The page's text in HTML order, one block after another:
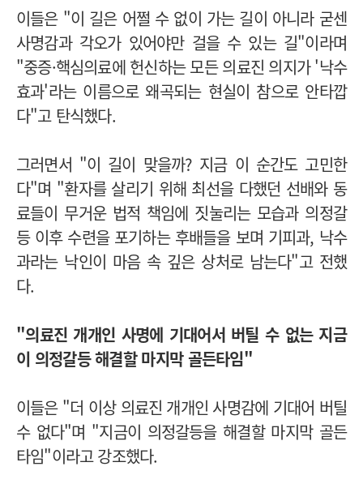
이들은 "이 길은 어쩔 수 없이 가는 길이 아니라 굳센
사명감과 각오가 있어야만 걸을 수 있는 길"이라며
"중증·핵심의료에 헌신하는 모든 의료진 의지가 '낙수
효과'라는 이름으로 왜곡되는 현실이 참으로 안타깝
다"고 탄식했다.
그러면서 "이 길이 맞을까? 지금 이 순간도 고민한
다"며 "환자를 살리기 위해 최선을 다했던 선배와 동
료들이 무거운 법적 책임에 짓눌리는 모습과 의정갈
등 이후 수련을 포기하는 후배들을 보며 기피과, 낙수
과라는 낙인이 마음 속 깊은 상처로 남는다"고 전했
다.
"의료진 개개인 사명에 기대어서 버틸 수 없는 지금
이 의정갈등 해결할 마지막 골든타임"
이들은 "더 이상 의료진 개개인 사명감에 기대어 버틸
수 없다"며 "지금이 의정갈등을 해결할 마지막 골든
타임"이라고 강조했다.